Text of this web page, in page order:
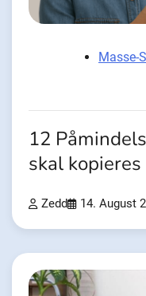
Masse-
12
skal
Zedd 14. August